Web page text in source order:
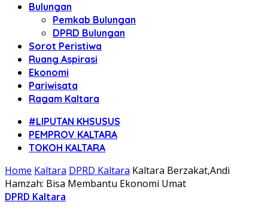
Bulungan
Pemkab Bulungan
DPRD Bulungan
Sorot Peristiwa
Ruang Aspirasi
Ekonomi
Pariwisata
Ragam Kaltara
#LIPUTAN KHSUSUS
PEMPROV KALTARA
TOKOH KALTARA
Home Kaltara DPRD Kaltara Kaltara Berzakat,Andi
Hamzah: Bisa Membantu Ekonomi Umat
DPRD Kaltara